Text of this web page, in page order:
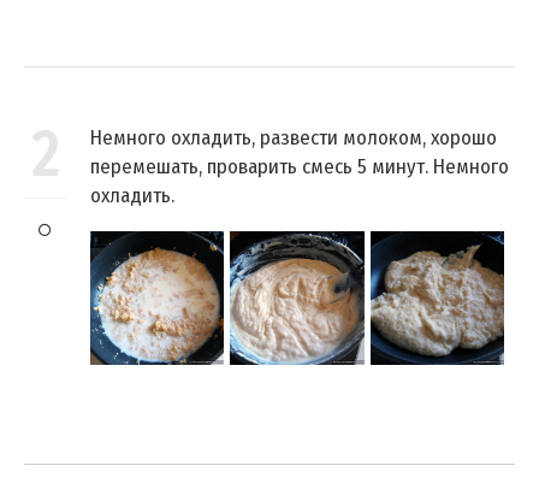
2
Немного охладить, развести молоком, хорошо
перемешать, проварить смесь 5 минут. Немного
охладить.